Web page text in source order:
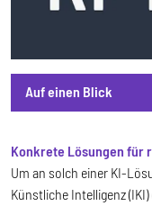
Auf einen Blick
Auf einen Blick
Konkrete Lösungen für
Um an solch einer KI-
Künstliche Intelligenz